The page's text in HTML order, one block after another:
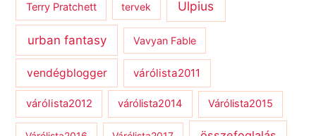
Terry Pratchett tervek Ulpius
urban fantasy Vavyan Fable
vendégblogger várólista2011
várólista2012 várólista2014 Várólista2015